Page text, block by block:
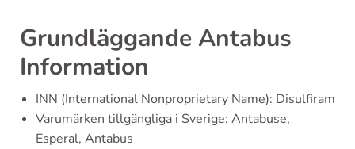
Grundläggande Antabus
Information
INN (International Nonproprietary Name): Disulfiram
Varumärken tillgängliga i Sverige: Antabuse,
Esperal, Antabus